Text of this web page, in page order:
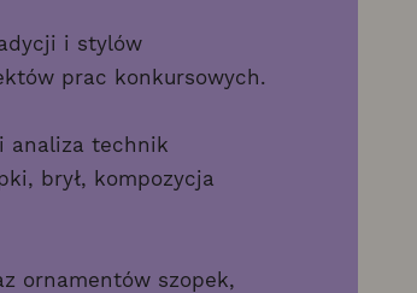
i stylów
prac konkursowych.
analiza technik
brył, kompozycja
ornamentów szopek,